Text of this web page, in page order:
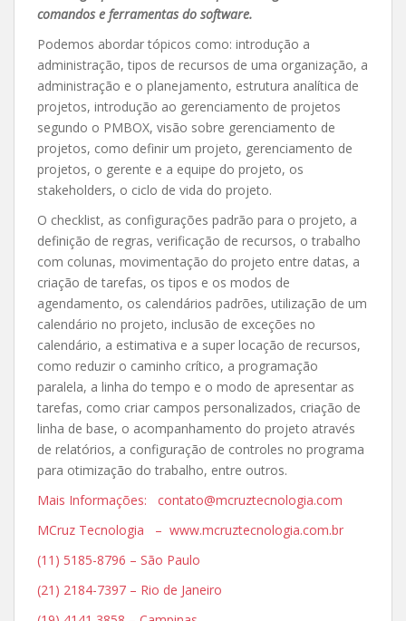
comandos e ferramentas do software.
Podemos abordar tópicos como: introdução a
administração, tipos de recursos de uma organização, a
administração e o planejamento, estrutura analítica de
projetos, introdução ao gerenciamento de projetos
segundo o PMBOX, visão sobre gerenciamento de
projetos, como definir um projeto, gerenciamento de
projetos, o gerente e a equipe do projeto, os
stakeholders, o ciclo de vida do projeto.
O checklist, as configurações padrão para o projeto, a
definição de regras, verificação de recursos, o trabalho
com colunas, movimentação do projeto entre datas, a
criação de tarefas, os tipos e os modos de
agendamento, os calendários padrões, utilização de um
calendário no projeto, inclusão de exceções no
calendário, a estimativa e a super locação de recursos,
como reduzir o caminho crítico, a programação
paralela, a linha do tempo e o modo de apresentar as
tarefas, como criar campos personalizados, criação de
linha de base, o acompanhamento do projeto através
de relatórios, a configuração de controles no programa
para otimização do trabalho, entre outros.
Mais Informações: contato@mcruztecnologia.com
MCruz Tecnologia – www.mcruztecnologia.com.br
(11) 5185-8796 – São Paulo
(21) 2184-7397 – Rio de Janeiro